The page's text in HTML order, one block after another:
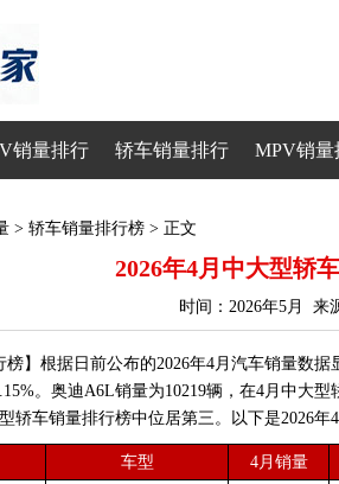
销量排行 轿车销量排行 MPV销量
> 轿车销量排行榜 > 正文
2026年4月中大型轿
时间：2026年5月 来
榜】根据日前公布的2026年4月汽车销量数
。奥迪A6L销量为10219辆，在4月中大
轿车销量排行榜中位居第三。以下是2026
车型
4月销量